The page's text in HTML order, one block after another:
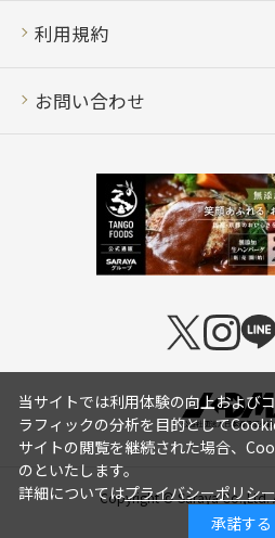
利用規約
お問い合わせ
Copyright © Saraya Co.,Ltd.
当サイトでは利用体験の向上および
ラフィックの分析を目的として
サイトの閲覧を継続された場合、
のといたします。
詳細についてはプライバシーポリシー
承諾する